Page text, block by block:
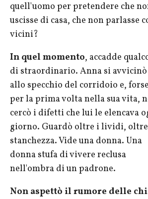
quell'uomo per pretendere che
uscisse di casa, che non parlasse
vicini?
In quel momento, accadde
di straordinario. Anna si avvicinò
allo specchio del corridoio e, forse
per la prima volta nella sua vita,
cercò i difetti che lui le elencava
giorno. Guardò oltre i lividi,
stanchezza. Vide una donna. Una
donna stufa di vivere reclusa
nell'ombra di un padrone.
Non aspettò il rumore delle